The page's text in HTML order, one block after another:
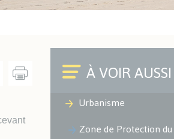
Cimetières
Office du Commerce et de
Police Municipale
Automatisée des Plaques
ACTUALITÉS SPORTIVES
texte
le texte les contrastes
Urbanisme
Zone de Protection du